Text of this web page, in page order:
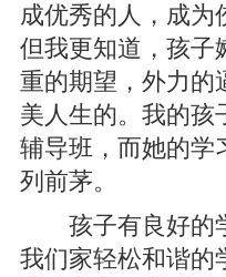
成优秀的人，成为
但我更知道，孩子
重的期望，外力的
美人生的。我的孩
辅导班，而她的学
列前茅。
孩子有良好的
我们家轻松和谐的